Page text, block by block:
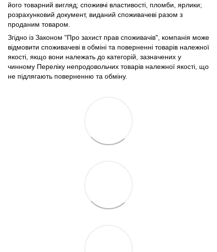
його товарний вигляд; споживчі властивості, пломби, ярлики;
розрахунковий документ, виданий споживачеві разом з
проданим товаром.
Згідно із Законом "Про захист прав споживачів", компанія може
відмовити споживачеві в обміні та поверненні товарів належної
якості, якщо вони належать до категорій, зазначених у
чинному Переліку непродовольчих товарів належної якості, що
не підлягають поверненню та обміну.